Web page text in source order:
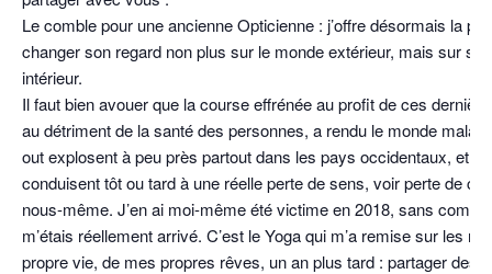
Le comble pour une ancienne Opticienne : j’offre désormais la
changer son regard non plus sur le monde extérieur, mais sur
intérieur.
Il faut bien avouer que la course effrénée au profit de ces
au détriment de la santé des personnes, a rendu le monde
out explosent à peu près partout dans les pays occidentaux, et
conduisent tôt ou tard à une réelle perte de sens, voir perte de
nous-même. J’en ai moi-même été victime en 2018, sans
m’étais réellement arrivé. C’est le Yoga qui m’a remise sur les
propre vie, de mes propres rêves, un an plus tard : partager des